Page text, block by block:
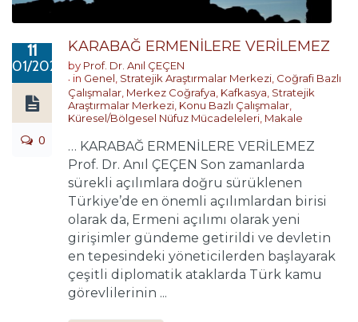
11
01/2021
0
KARABAĞ ERMENİLERE VERİLEMEZ
by Prof. Dr. Anıl ÇEÇEN
in Genel Stratejik Araştırmalar Merkezi Coğrafi Bazlı
Çalışmalar Merkez Coğrafya Kafkasya Stratejik
Araştırmalar Merkezi Konu Bazlı Çalışmalar
Küresel/Bölgesel Nüfuz Mücadeleleri Makale
… KARABAĞ ERMENİLERE VERİLEMEZ
Prof. Dr. Anıl ÇEÇEN Son zamanlarda
sürekli açılımlara doğru sürüklenen
Türkiye’de en önemli açılımlardan birisi
olarak da, Ermeni açılımı olarak yeni
girişimler gündeme getirildi ve devletin
en tepesindeki yöneticilerden başlayarak
çeşitli diplomatik ataklarda Türk kamu
görevlilerinin ...